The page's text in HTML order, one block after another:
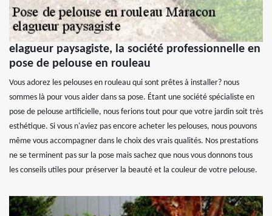
elagueur paysagiste, la société professionnelle en
pose de pelouse en rouleau
Vous adorez les pelouses en rouleau qui sont prêtes à installer? nous
sommes là pour vous aider dans sa pose. Étant une société spécialiste en
pose de pelouse artificielle, nous ferions tout pour que votre jardin soit très
esthétique. Si vous n'aviez pas encore acheter les pelouses, nous pouvons
même vous accompagner dans le choix des vrais qualités. Nos prestations
ne se terminent pas sur la pose mais sachez que nous vous donnons tous
les conseils utiles pour préserver la beauté et la couleur de votre pelouse.